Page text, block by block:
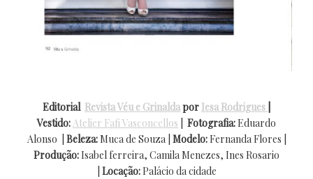
Editorial Revista Véu e Grinaldapor Iesa Rodrigues
Vestido:Atelier Fafi Vasconcellos Fotografia:Eduardo
Alonso | Beleza:Muca de Souza | Modelo:Fernanda Flores |
Produção:Isabel ferreira, Camila Menezes, Ines Rosario
Locação:Palácio da cidade